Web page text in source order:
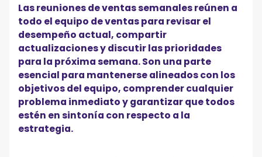
Las reuniones de ventas semanales reúnen a
todo el equipo de ventas para revisar el
desempeño actual, compartir
actualizaciones y discutir las prioridades
para la próxima semana. Son una parte
esencial para mantenerse alineados con los
objetivos del equipo, comprender cualquier
problema inmediato y garantizar que todos
estén en sintonía con respecto a la
estrategia.